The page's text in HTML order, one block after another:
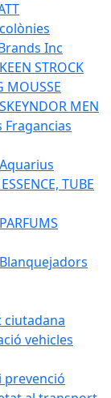
Inc
STROCK
MOUSSE
MEN
Fragancias
TUBE
ciutadana
vehicles
prevenció